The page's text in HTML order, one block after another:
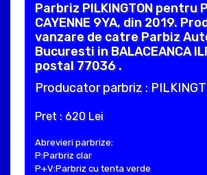
Parbriz PILKINGTON pentru
CAYENNE 9YA, din 2019.
vanzare de catre Parbiz
Bucuresti in BALACEANCA
postal 77036 .
Producator parbriz :
Pret : 620 Lei
Abrevieri parbrize:
P:Parbriz clar
P+V:Parbriz cu tenta verde